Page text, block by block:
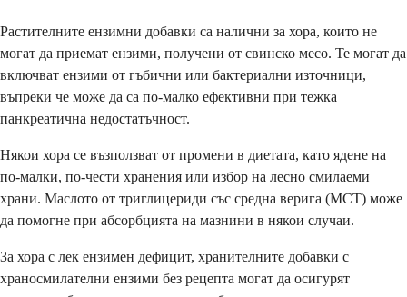
Растителните ензимни добавки са налични за хора, които не
могат да приемат ензими, получени от свинско месо. Те могат да
включват ензими от гъбични или бактериални източници,
въпреки че може да са по-малко ефективни при тежка
панкреатична недостатъчност.
Някои хора се възползват от промени в диетата, като ядене на
по-малки, по-чести хранения или избор на лесно смилаеми
храни. Маслото от триглицериди със средна верига (MCT) може
да помогне при абсорбцията на мазнини в някои случаи.
За хора с лек ензимен дефицит, хранителните добавки с
храносмилателни ензими без рецепта могат да осигурят